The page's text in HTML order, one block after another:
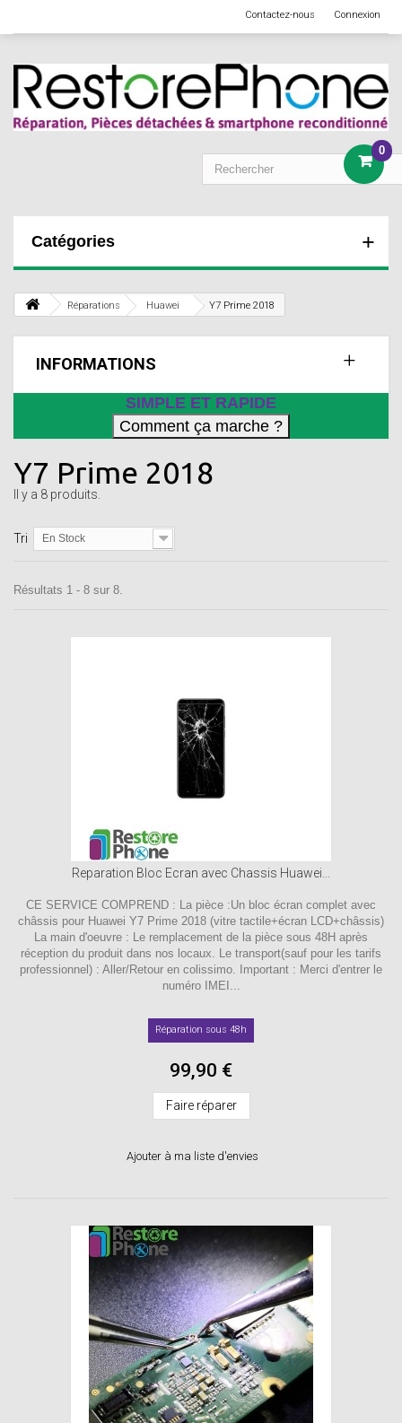
Connexion
Contactez-nous
0
Catégories
Réparations Huawei Y7 Prime 2018
INFORMATIONS
SIMPLE ET RAPIDE
Y7 Prime 2018
Il y a 8 produits.
Tri En Stock
Résultats 1 - 8 sur 8.
Reparation Bloc Ecran avec Chassis Huawei...
CE SERVICE COMPREND : La pièce :Un bloc écran complet avec
châssis pour Huawei Y7 Prime 2018 (vitre tactile+écran LCD+châssis)
La main d'oeuvre : Le remplacement de la pièce sous 48H après
réception du produit dans nos locaux. Le transport(sauf pour les tarifs
professionnel) : Aller/Retour en colissimo. Important : Merci d'entrer le
numéro IMEI...
Réparation sous 48h
99,90 €
Faire réparer
Ajouter à ma liste d'envies